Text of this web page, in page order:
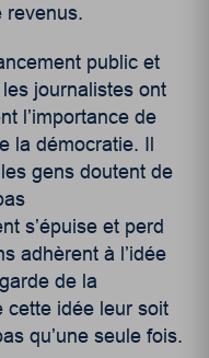
revenus.
public et
journalistes ont
l’importance de
la démocratie. Il
gens doutent de
s’épuise et perd
adhèrent à l’idée
de la
cette idée leur soit
qu’une seule fois.